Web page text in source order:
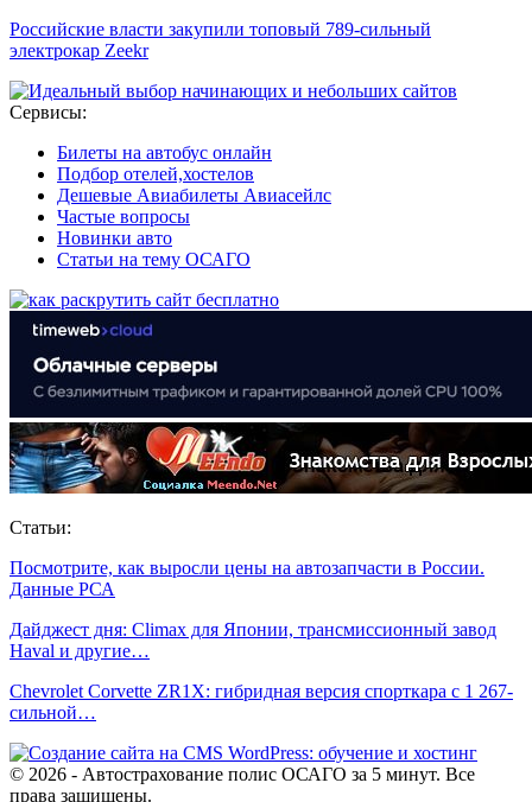
Российские власти закупили топовый 789-сильный
электрокар Zeekr
Сервисы:
Билеты на автобус онлайн
Подбор отелей,хостелов
Дешевые Авиабилеты Авиасейлс
Частые вопросы
Новинки авто
Статьи на тему ОСАГО
Статьи:
Посмотрите, как выросли цены на автозапчасти в России.
Данные РСА
Дайджест дня: Climax для Японии, трансмиссионный завод
Haval и другие…
Chevrolet Corvette ZR1X: гибридная версия спорткара с 1 267-
сильной…
© 2026 - Автострахование полис ОСАГО за 5 минут. Все
права защищены.